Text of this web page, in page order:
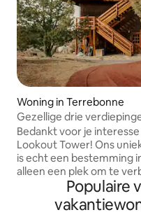
Woning in Terrebonne
Gezellige drie
uitkijktoren
Bedankt voor je
Lookout Tower! Ons
is echt een bestemming
alleen een plek om te
je de omgeving verkent.
gasten zijn
onze woning gebruiken
Populaire